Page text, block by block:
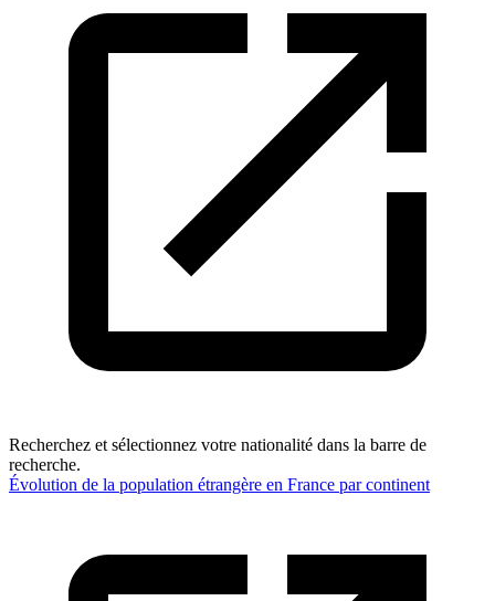
Recherchez et sélectionnez votre nationalité dans la barre de
recherche.
Évolution de la population étrangère en France par continent